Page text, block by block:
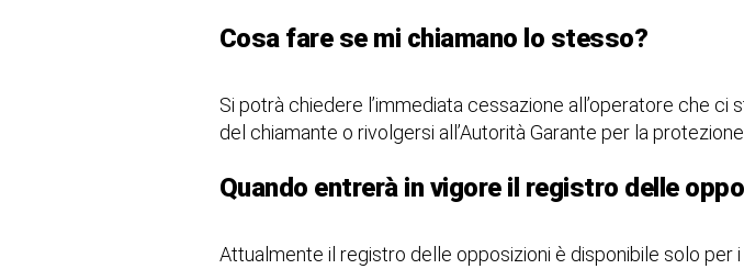
Cosa fare se mi chiamano lo stesso?
Si potrà chiedere l’immediata cessazione all’operatore che
del chiamante o rivolgersi all’Autorità Garante per la
Quando entrerà in vigore il registro delle
Attualmente il registro delle opposizioni è disponibile solo per i